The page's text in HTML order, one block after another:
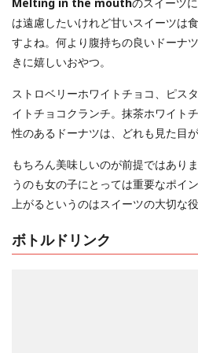
は遠慮したいけれど甘いスイーツは
すよね。何より腹持ちの良いドーナ
きに嬉しいおやつ。
ストロベリーホワイトチョコ、ピス
イトチョコクランチ。抹茶ホワイト
性のあるドーナツは、どれも見た目
もちろん美味しいのが前提ではあり
うのも女の子にとっては重要なポイ
上がるというのはスイーツの大切な役
ボトルドリンク